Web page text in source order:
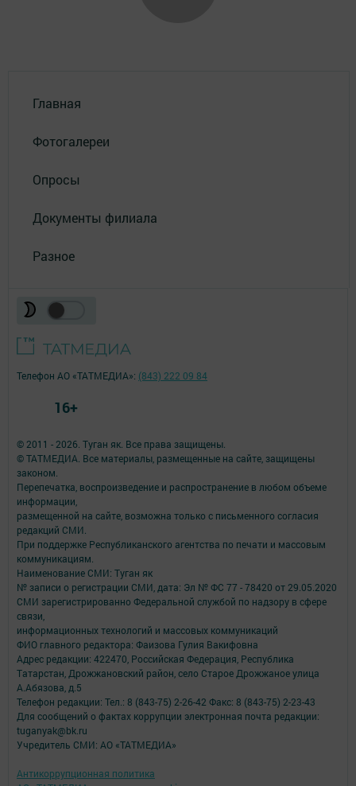
Главная
Фотогалереи
Опросы
Документы филиала
Разное
© 2011 - 2026. Туган як. Все права защищены.
© ТАТМЕДИА. Все материалы, размещенные на сайте, защищены
законом.
Перепечатка, воспроизведение и распространение в любом объеме
информации,
размещенной на сайте, возможна только с письменного согласия
редакций СМИ.
При поддержке Республиканского агентства по печати и массовым
коммуникациям.
Наименование СМИ: Туган як
№ записи о регистрации СМИ, дата: Эл № ФС 77 - 78420 от 29.05.2020
СМИ зарегистрированно Федеральной службой по надзору в сфере
связи,
информационных технологий и массовых коммуникаций
ФИО главного редактора: Фаизова Гулия Вакифовна
Адрес редакции: 422470, Российская Федерация, Республика
Татарстан, Дрожжановский район, село Старое Дрожжаное улица
А.Абязова, д.5
Телефон редакции: Тел.: 8 (843-75) 2-26-42 Факс: 8 (843-75) 2-23-43
Для сообщений о фактах коррупции электронная почта редакции:
tuganyak@bk.ru
Учредитель СМИ: АО «ТАТМЕДИА»
Антикоррупционная политика
Телефон АО «ТАТМЕДИА»: (843) 222 09 84
16+